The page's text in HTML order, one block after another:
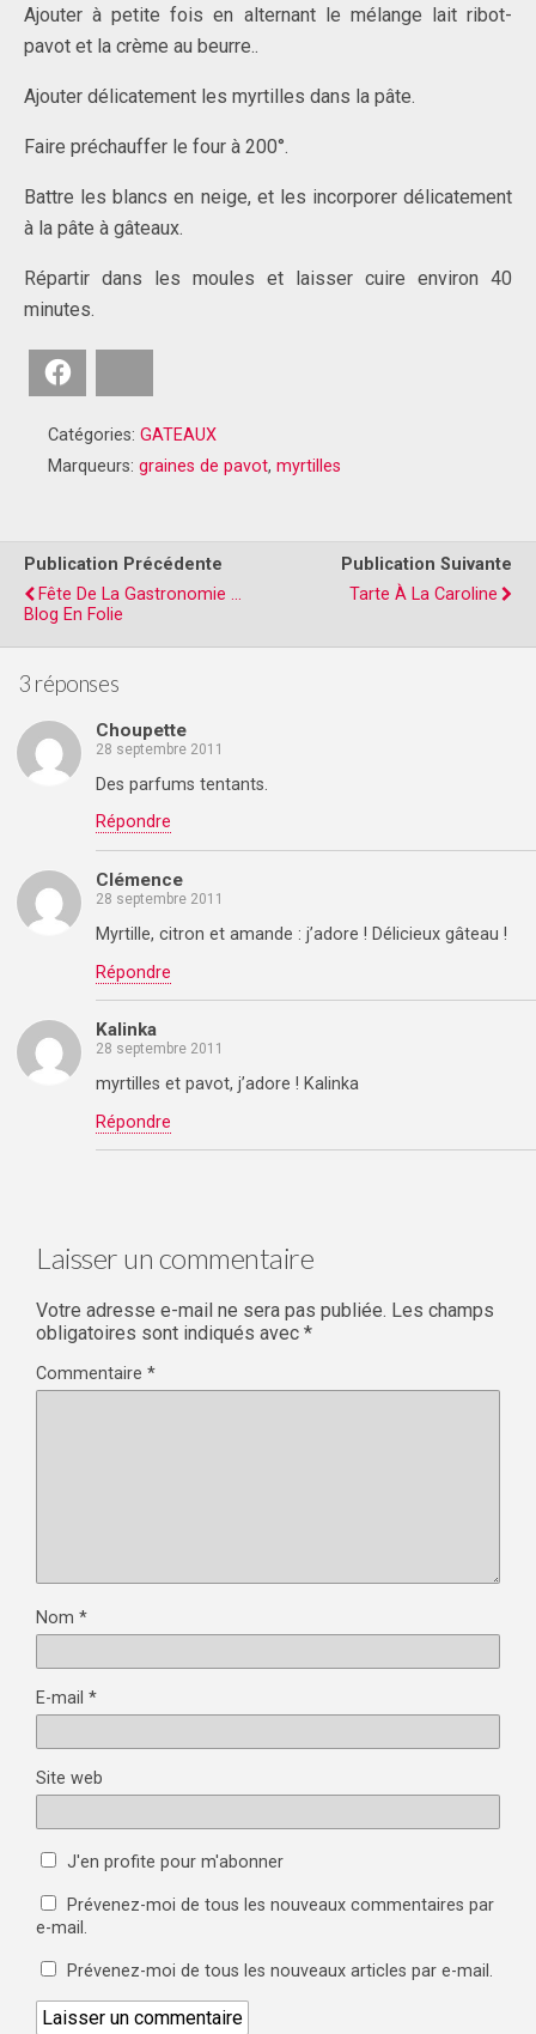
Ajouter à petite fois en alternant le mélange lait ribot-
pavot et la crème au beurre..
Ajouter délicatement les myrtilles dans la pâte.
Faire préchauffer le four à 200°.
Battre les blancs en neige, et les incorporer délicatement
à la pâte à gâteaux.
Répartir dans les moules et laisser cuire environ 40
minutes.
Catégories: GATEAUX
Marqueurs: graines de pavot, myrtilles
Publication Précédente
Fête De La Gastronomie ...
Blog En Folie
Publication Suivante
Tarte À La Caroline
3 réponses
Choupette
28 septembre 2011
Des parfums tentants.
Répondre
Clémence
28 septembre 2011
Myrtille, citron et amande : j’adore ! Délicieux gâteau !
Répondre
Kalinka
28 septembre 2011
myrtilles et pavot, j’adore ! Kalinka
Répondre
Laisser un commentaire
Votre adresse e-mail ne sera pas publiée. Les champs
obligatoires sont indiqués avec *
Commentaire *
Nom *
E-mail *
Site web
J'en profite pour m'abonner
Prévenez-moi de tous les nouveaux commentaires par
e-mail.
Prévenez-moi de tous les nouveaux articles par e-mail.